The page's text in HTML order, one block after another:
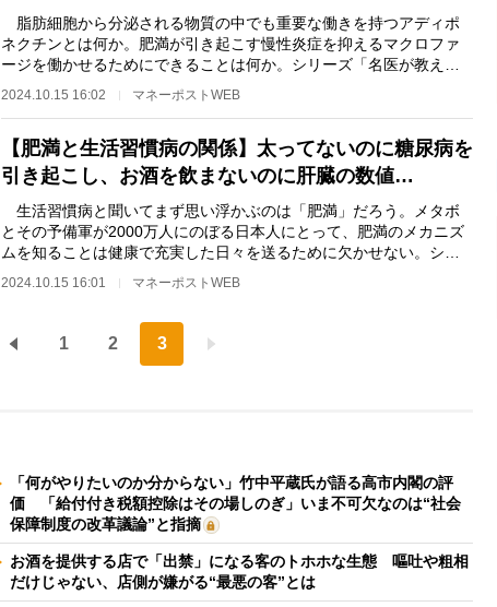
脂肪細胞から分泌される物質の中でも重要な働きを持つアディポ
ネクチンとは何か。肥満が引き起こす慢性炎症を抑えるマクロファ
ージを働かせるためにできることは何か。シリーズ「名医が教える
2024.10.15 16:02 マネーポストWEB
【肥満と生活習慣病の関係】太ってないのに糖尿病を
引き起こし、お酒を飲まないのに肝臓の数値…
生活習慣病と聞いてまず思い浮かぶのは「肥満」だろう。メタボ
とその予備軍が2000万人にのぼる日本人にとって、肥満のメカニズ
ムを知ることは健康で充実した日々を送るために欠かせない。シリ
2024.10.15 16:01 マネーポストWEB
1 2 3
「何がやりたいのか分からない」竹中平蔵氏が語る高市内閣の評
価 「給付付き税額控除はその場しのぎ」いま不可欠なのは“社会
保障制度の改革議論”と指摘
お酒を提供する店で「出禁」になる客のトホホな生態 嘔吐や粗相
だけじゃない、店側が嫌がる“最悪の客”とは